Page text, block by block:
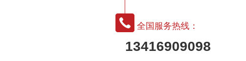
全国服务热线：
13416909098